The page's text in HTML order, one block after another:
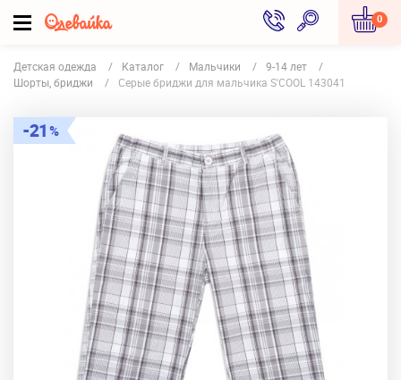
0
Детская одежда Каталог Мальчики
9-14 лет
Шорты, бриджи
Серые бриджи для мальчика S'COOL 143041
21